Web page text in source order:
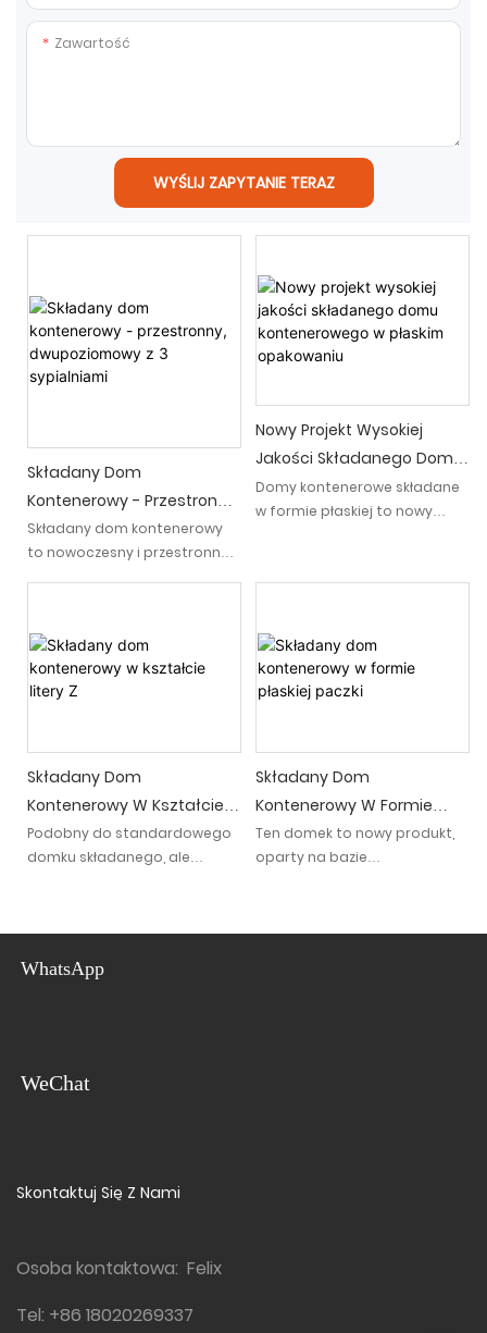
Zawartość
WYŚLIJ ZAPYTANIE TERAZ
Składany Dom
Kontenerowy - Przestronny,
Dwupoziomowy Z 3
Sypialniami
Składany dom kontenerowy
to nowoczesny i przestronny
Dzięki funkcji składania
zapewnia wszechstronność i
można go łatwo
od indywidualnych wymagań
Nowy Projekt Wysokiej
Jakości Składanego Domu
Kontenerowego W Płaskim
Opakowaniu
Domy kontenerowe składane
w formie płaskiej to nowy
najlepsze cechy składanego
płaskiego domu
kontenerowego, demontaż i
montaż składanego domu
kontenerowego jest szybki, a
płaskiego domu
kontenerowego jest
doskonalszy
Składany Dom
Kontenerowy W Kształcie
Litery Z
Podobny do standardowego
domku składanego, ale
Składany Dom
Kontenerowy W Formie
Płaskiej Paczki
Ten domek to nowy produkt,
oparty na bazie
WhatsApp
WeChat
Skontaktuj Się Z Nami
Osoba kontaktowa: Felix
Tel: +86 18020269337